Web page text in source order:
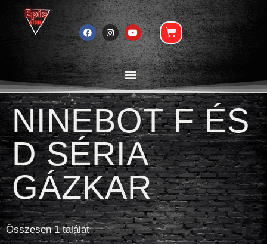
NINEBOT F ÉS
D SÉRIA
GÁZKAR
Összesen 1 találat